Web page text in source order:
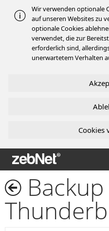
Wir verwenden optionale
auf unseren Websites zu
optionale Cookies
verwendet, die zur
erforderlich sind,
unerwartetem Verhalten
Cookies
zebNet®